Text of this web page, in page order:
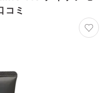
Nオーガニックの口コミ
Wash
マスク
コミ